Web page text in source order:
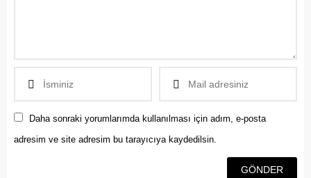
Daha sonraki yorumlarımda kullanılması için adım, e-posta
adresim ve site adresim bu tarayıcıya kaydedilsin.